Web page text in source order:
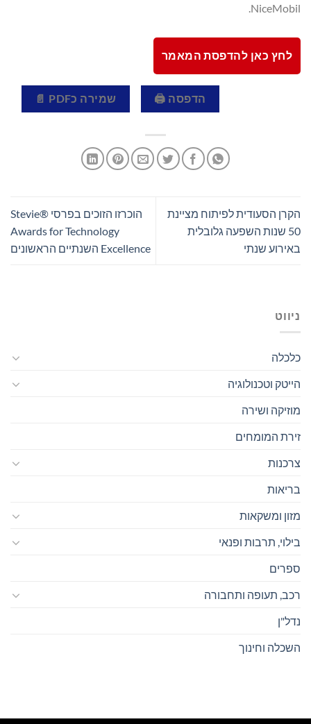
NiceMobil.
לחץ כאן להדפסת המאמר
הדפסה 🖨 שמירה כPDF 📄
הקרן הסעודית לפיתוח מציינת
50 שנות השפעה גלובלית
באירוע שנתי
הוכרזו הזוכים בפרסי Stevie®
Awards for Technology
Excellence השנתיים הראשונים
ניווט
כלכלה
הייטק וטכנולוגיה
מוזיקה ושירה
זירת המומחים
צרכנות
בריאות
מזון ומשקאות
בילוי, תרבות ופנאי
ספרים
רכב, תעופה ותחבורה
נדל"ן
השכלה וחינוך